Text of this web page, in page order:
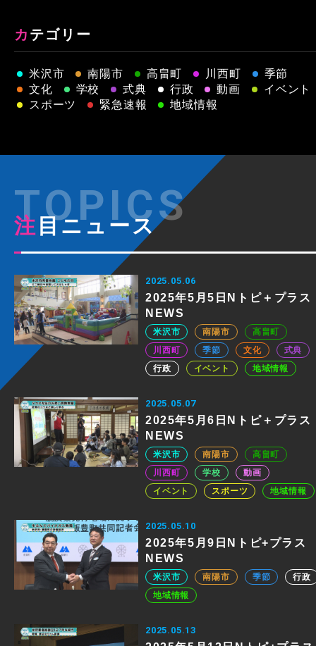
カテゴリー
米沢市 南陽市 高畠町 川西町
季節
文化
学校 式典 行政 動画
イベント
スポーツ
緊急速報 地域情報
注目ニュース
2025.05.06
2025年5月5日Nトピ＋プラス
NEWS
米沢市 南陽市
高畠町
川西町
季節 文化
式典
行政
イベント 地域情報
2025.05.07
2025年5月6日Nトピ＋プラス
NEWS
米沢市 南陽市
高畠町
川西町
学校
動画
イベント
スポーツ 地域情報
2025.05.10
2025年5月9日Nトピ+プラス
NEWS
米沢市 南陽市 季節
行政
地域情報
2025.05.13